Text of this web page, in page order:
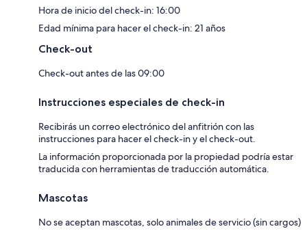
Hora de inicio del check-in: 16:00
Edad mínima para hacer el check-in: 21 años
Check-out
Check-out antes de las 09:00
Instrucciones especiales de check-in
Recibirás un correo electrónico del anfitrión con las
instrucciones para hacer el check-in y el check-out.
La información proporcionada por la propiedad podría estar
traducida con herramientas de traducción automática.
Mascotas
No se aceptan mascotas, solo animales de servicio (sin cargos)